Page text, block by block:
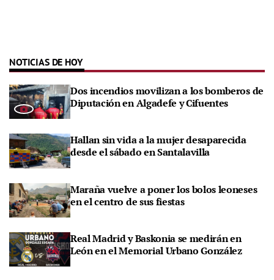
NOTICIAS DE HOY
Dos incendios movilizan a los bomberos de
Diputación en Algadefe y Cifuentes
Hallan sin vida a la mujer desaparecida
desde el sábado en Santalavilla
Maraña vuelve a poner los bolos leoneses
en el centro de sus fiestas
Real Madrid y Baskonia se medirán en
León en el Memorial Urbano González